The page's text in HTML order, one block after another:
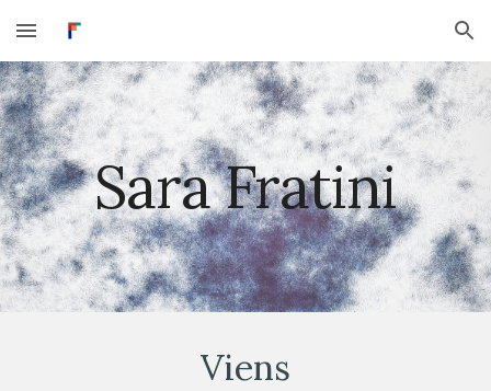
Skip to main content Skip to navigation
Sara Fratini
Viens